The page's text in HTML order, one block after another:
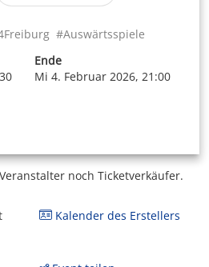
#Auswärtsspiele
Ende
Mi 4. Februar 2026, 21:00
noch Ticketverkäufer.
Kalender des Erstellers